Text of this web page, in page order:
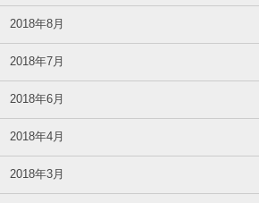
2018年8月
2018年7月
2018年6月
2018年4月
2018年3月